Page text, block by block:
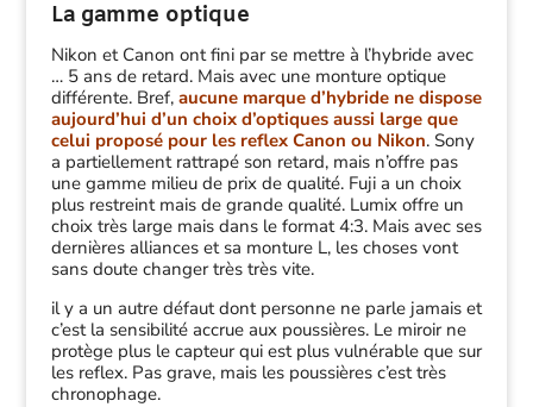
La gamme optique
Nikon et Canon ont fini par se mettre à l’hybride avec
… 5 ans de retard. Mais avec une monture optique
différente. Bref, aucune marque d’hybride ne dispose
aujourd’hui d’un choix d’optiques aussi large que
celui proposé pour les reflex Canon ou Nikon. Sony
a partiellement rattrapé son retard, mais n’offre pas
une gamme milieu de prix de qualité. Fuji a un choix
plus restreint mais de grande qualité. Lumix offre un
choix très large mais dans le format 4:3. Mais avec ses
dernières alliances et sa monture L, les choses vont
sans doute changer très très vite.
il y a un autre défaut dont personne ne parle jamais et
c’est la sensibilité accrue aux poussières. Le miroir ne
protège plus le capteur qui est plus vulnérable que sur
les reflex. Pas grave, mais les poussières c’est très
chronophage.